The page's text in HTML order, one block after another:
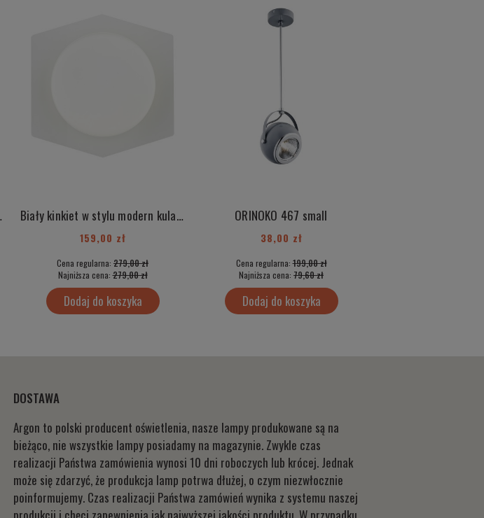
LIRANO 363 Biały kinkiet w stylu modern kula mleczne szkło lampa ścienna stal CELIA 4249
159,00 zł
Cena regularna: 279,00 zł
Najniższa cena:279,00 zł
Dodaj do koszyka
ORINOKO 467 small
38,00 zł
Cena regularna:199,00 zł
Najniższa cena: 79,60 zł
Dodaj do koszyka
DOSTAWA
Argon to polski producent oświetlenia, nasze lampy produkowane są na
bieżąco, nie wszystkie lampy posiadamy na magazynie. Zwykle czas
realizacji Państwa zamówienia wynosi 10 dni roboczych lub krócej. Jednak
może się zdarzyć, że produkcja lamp potrwa dłużej, o czym niezwłocznie
poinformujemy. Czas realizacji Państwa zamówień wynika z systemu naszej